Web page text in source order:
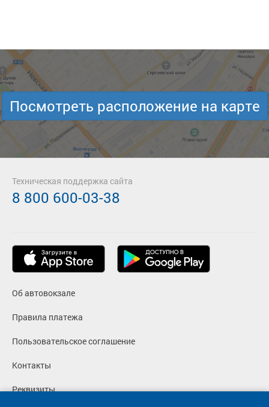
Посмотреть расположение на карте
Об автовокзале
Правила платежа
Пользовательское соглашение
Контакты
Реквизиты
Техническая поддержка сайта
8 800 600-03-38